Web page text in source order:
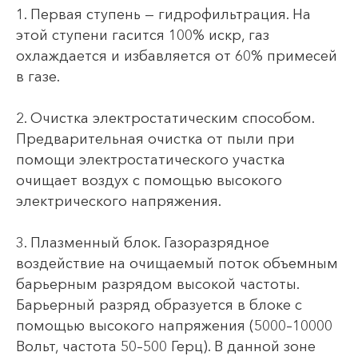
1. Первая ступень — гидрофильтрация. На
этой ступени гасится 100% искр, газ
охлаждается и избавляется от 60% примесей
в газе.
2. Очистка электростатическим способом.
Предварительная очистка от пыли при
помощи электростатического участка
очищает воздух с помощью высокого
электрического напряжения.
3. Плазменный блок. Газоразрядное
воздействие на очищаемый поток объемным
барьерным разрядом высокой частоты.
Барьерный разряд образуется в блоке с
помощью высокого напряжения (5000–10000
Вольт, частота 50–500 Герц). В данной зоне